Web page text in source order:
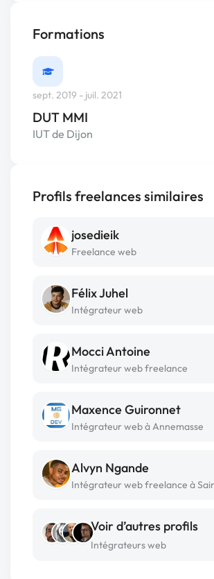
Formations
sept. 2019 - juil. 2021
DUT MMI
IUT de Dijon
Profils freelances similaires
josedieik
Freelance web
Félix Juhel
Intégrateur web
Mocci Antoine
Intégrateur web freelance
Maxence Guironnet
Intégrateur web à Annemasse
Alvyn Ngande
Intégrateur web freelance à
Voir d’autres profils
Intégrateurs web